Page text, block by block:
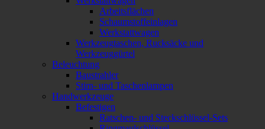
Arbeitsflächen
Schaumstoffeinlagen
Werkstattwagen
Werkzeugtaschen, Rucksäcke und
Werkzeuggürtel
Beleuchtung
Baustrahler
Stirn- und Taschenlampen
Handwerkzeuge
Befestigen
Ratschen- und Steckschlüssel-Sets